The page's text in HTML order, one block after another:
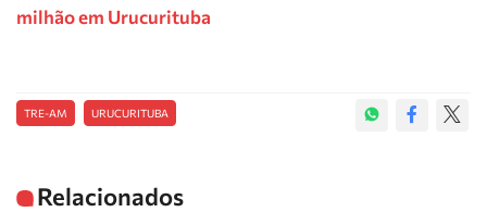
milhão em Urucurituba
TRE-AM URUCURITUBA
Relacionados